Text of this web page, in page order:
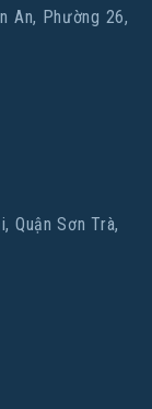
An, Phường 26,
Quận Sơn Trà,